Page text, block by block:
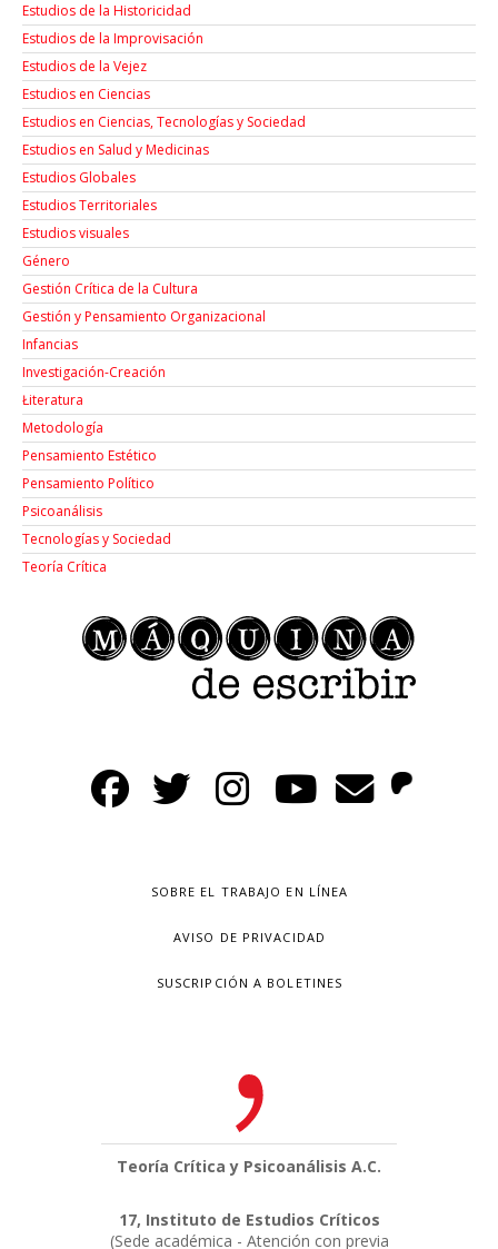
Estudios de la Historicidad
Estudios de la Improvisación
Estudios de la Vejez
Estudios en Ciencias
Estudios en Ciencias, Tecnologías y Sociedad
Estudios en Salud y Medicinas
Estudios Globales
Estudios Territoriales
Estudios visuales
Género
Gestión Crítica de la Cultura
Gestión y Pensamiento Organizacional
Infancias
Investigación-Creación
Łiteratura
Metodología
Pensamiento Estético
Pensamiento Político
Psicoanálisis
Tecnologías y Sociedad
Teoría Crítica
SOBRE EL TRABAJO EN LÍNEA
AVISO DE PRIVACIDAD
SUSCRIPCIÓN A BOLETINES
Teoría Crítica y Psicoanálisis A.C.
17, Instituto de Estudios Críticos
(Sede académica - Atención con previa